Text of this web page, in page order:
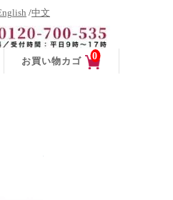
/中文
お買い物カゴ 0